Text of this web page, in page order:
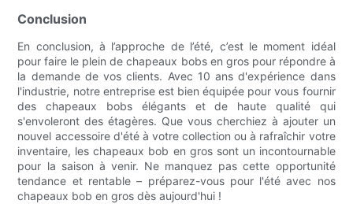
Conclusion
En conclusion, à l’approche de l’été, c’est le moment idéal
pour faire le plein de chapeaux bobs en gros pour répondre à
la demande de vos clients. Avec 10 ans d'expérience dans
l'industrie, notre entreprise est bien équipée pour vous fournir
des chapeaux bobs élégants et de haute qualité qui
s'envoleront des étagères. Que vous cherchiez à ajouter un
nouvel accessoire d'été à votre collection ou à rafraîchir votre
inventaire, les chapeaux bob en gros sont un incontournable
pour la saison à venir. Ne manquez pas cette opportunité
tendance et rentable – préparez-vous pour l'été avec nos
chapeaux bob en gros dès aujourd'hui !